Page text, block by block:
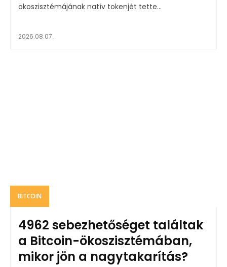
ökoszisztémájának natív tokenjét tette...
2026.08.07.
BITCOIN
4962 sebezhetőséget találtak
a Bitcoin-ökoszisztémában,
mikor jön a nagytakarítás?